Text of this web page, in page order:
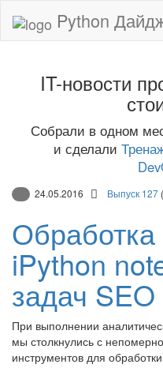
Python
IT-новости
Собрали в одном
и сделали
24.05.2016 Выпуск 127
iPython
задач SEO
При выполнении
мы столкнулись с
инструментов для